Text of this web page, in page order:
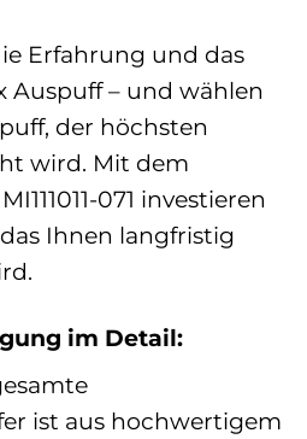
Erfahrung und das
Auspuff – und wählen
der höchsten
wird. Mit dem
071 investieren
Ihnen langfristig
im Detail:
ist aus hochwertigem